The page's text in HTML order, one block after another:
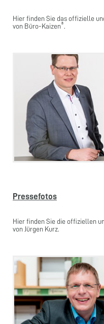
Hier finden Sie das offizielle
von Büro-Kaizen®.
Pressefotos
Hier finden Sie die offiziellen
von Jürgen Kurz.